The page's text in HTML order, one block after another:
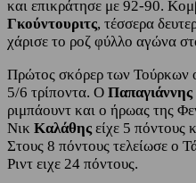
και επικράτησε με 92-90.
Γκούντουριτς, τέσσερα
χάρισε το ροζ φύλλο αγώνα
Πρώτος σκόρερ των Τούρκων
5/6 τρίποντα. Ο Παπαγιάννης
ριμπάουντ και ο ήρωας της
Νικ Καλάθης είχε 5
Στους 8 πόντους τελείωσε ο
Ριντ ειχε 24 πόντους.